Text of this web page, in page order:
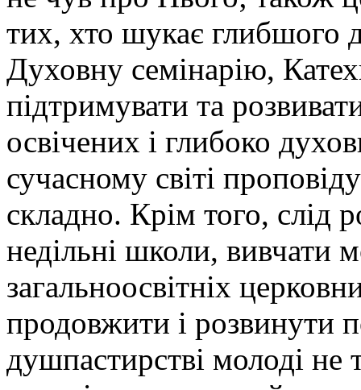
тих, хто шукає глибшого
Духовну семінарію,
підтримувати та
освічених і глибоко
сучасному світі
складно. Крім того, слід
недільні школи, вивчати
загальноосвітніх
продовжити і розвинути
душпастирстві молоді не